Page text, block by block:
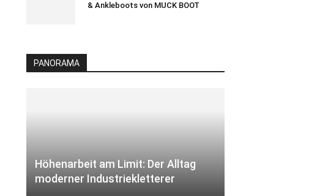
& Ankleboots von MUCK BOOT
PANORAMA
Höhenarbeit am Limit: Der Alltag
moderner Industriekletterer